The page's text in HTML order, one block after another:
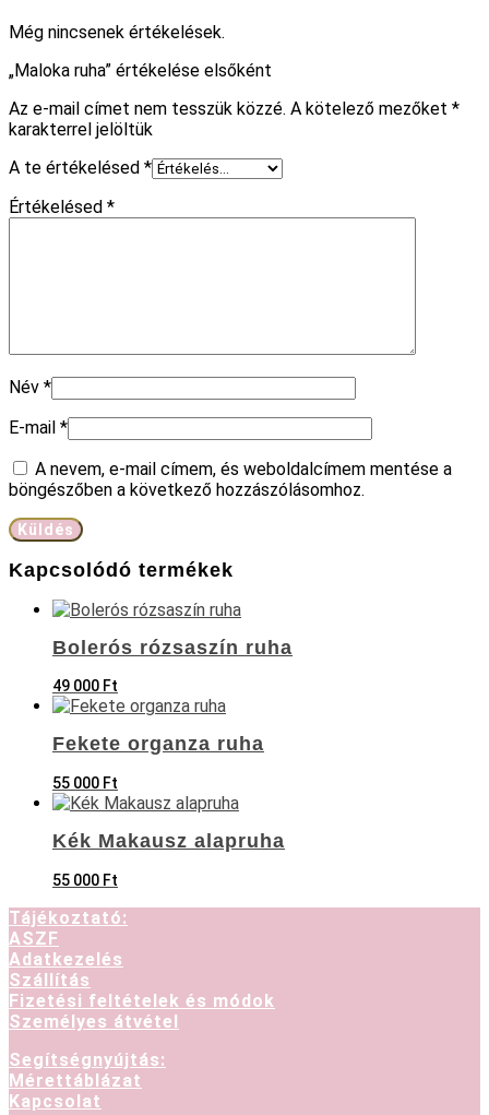
Még nincsenek értékelések.
„Maloka ruha” értékelése elsőként
Az e-mail címet nem tesszük közzé. A kötelező mezőket *
karakterrel jelöltük
A te értékelésed *
Értékelésed *
Név *
E-mail *
A nevem, e-mail címem, és weboldalcímem mentése a
böngészőben a következő hozzászólásomhoz.
Kapcsolódó termékek
Bolerós rózsaszín ruha
49 000 Ft
Fekete organza ruha
55 000 Ft
Kék Makausz alapruha
55 000 Ft
Tájékoztató:
ASZF
Adatkezelés
Szállítás
Fizetési feltételek és módok
Személyes átvétel
Segítségnyújtás:
Mérettáblázat
Kapcsolat